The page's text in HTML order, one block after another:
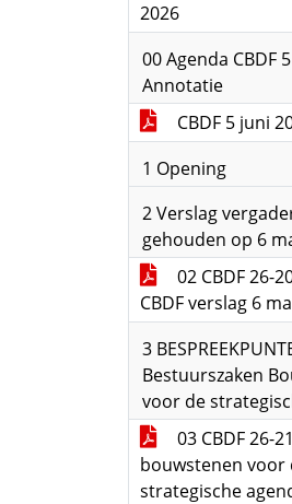
2026
00 Agenda CBDF
Annotatie
CBDF 5 juni
1 Opening
2 Verslag
gehouden op 6
02 CBDF 26-
CBDF verslag 6
3
Bestuurszaken
voor de
03 CBDF 26-
bouwstenen voor
strategische